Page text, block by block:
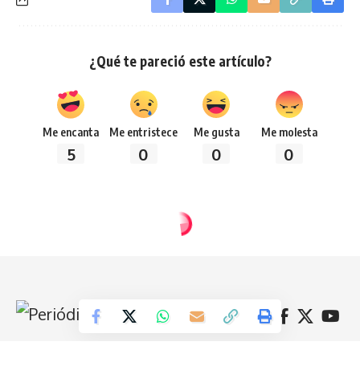
¿Qué te pareció este artículo?
Me encanta
5
Me entristece
0
Me gusta
0
Me molesta
0
Síguenos